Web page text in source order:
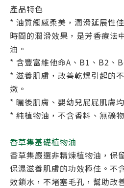
產品特色
* 油質觸感柔美，潤滑延展性
時間的潤滑效果，是芳香療法
油。
* 含豐富維他命A、B1、B2、
* 滋養肌膚，改善乾燥引起的
嫩。
* 曬後肌膚、嬰幼兒屁屁肌膚
* 純植物油，不含香料、無礦
香草集基礎植物油
香草集嚴選非精煉植物油，保
保濕滋養肌膚的功效極佳。不
效鎖水，不堵塞毛孔，幫助改